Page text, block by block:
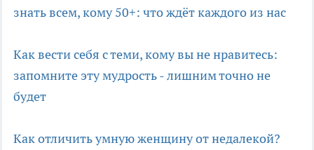
знать всем, кому 50+: что ждёт каждого из нас
Как вести себя с теми, кому вы не нравитесь:
запомните эту мудрость - лишним точно не
будет
Как отличить умную женщину от недалекой?